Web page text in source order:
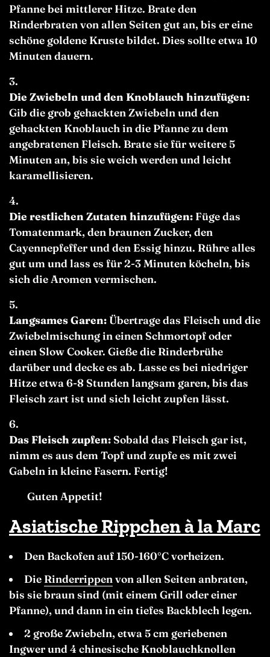
Pfanne bei mittlerer Hitze. Brate den
Rinderbraten von allen Seiten gut an, bis er eine
schöne goldene Kruste bildet. Dies sollte etwa 10
Minuten dauern.
Die Zwiebeln und den Knoblauch hinzufügen:
Gib die grob gehackten Zwiebeln und den
gehackten Knoblauch in die Pfanne zu dem
angebratenen Fleisch. Brate sie für weitere 5
Minuten an, bis sie weich werden und leicht
karamellisieren.
Die restlichen Zutaten hinzufügen: Füge das
Tomatenmark, den braunen Zucker, den
Cayennepfeffer und den Essig hinzu. Rühre alles
gut um und lass es für 2-3 Minuten köcheln, bis
sich die Aromen vermischen.
Langsames Garen:Übertrage das Fleisch und die
Zwiebelmischung in einen Schmortopf oder
einen Slow Cooker. Gieße die Rinderbrühe
darüber und decke es ab. Lasse es bei niedriger
Hitze etwa 6-8 Stunden langsam garen, bis das
Fleisch zart ist und sich leicht zupfen lässt.
Das Fleisch zupfen:Sobald das Fleisch gar ist,
nimm es aus dem Topf und zupfe es mit zwei
Gabeln in kleine Fasern. Fertig!
Guten Appetit!
Asiatische Rippchen à la Marc
Den Backofen auf 150-160°C vorheizen.
Die Rinderrippen von allen Seiten anbraten,
bis sie braun sind (mit einem Grill oder einer
Pfanne), und dann in ein tiefes Backblech legen.
2 große Zwiebeln, etwa 5 cm geriebenen
Ingwer und 4 chinesische Knoblauchknollen